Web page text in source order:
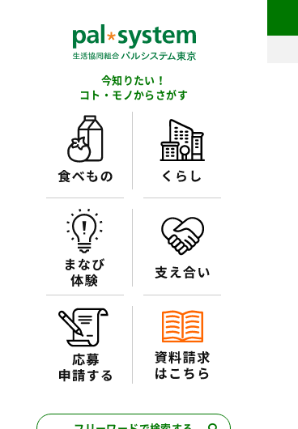
今知りたい！
コト・モノからさがす